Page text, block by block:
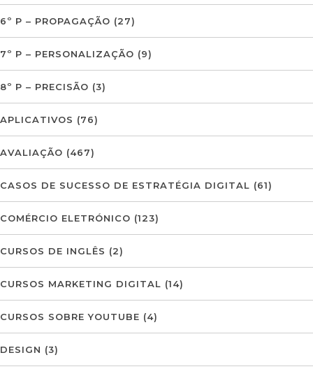
6º P – PROPAGAÇÃO (27)
7º P – PERSONALIZAÇÃO (9)
8º P – PRECISÃO (3)
APLICATIVOS (76)
AVALIAÇÃO (467)
CASOS DE SUCESSO DE ESTRATÉGIA DIGITAL (61)
COMÉRCIO ELETRÓNICO (123)
CURSOS DE INGLÊS (2)
CURSOS MARKETING DIGITAL (14)
CURSOS SOBRE YOUTUBE (4)
DESIGN (3)